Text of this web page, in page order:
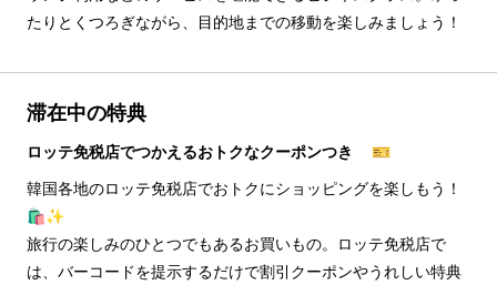
たりとくつろぎながら、目的地までの移動を楽しみましょう！
滞在中の特典
ロッテ免税店でつかえるおトクなクーポンつき 🎫
韓国各地のロッテ免税店でおトクにショッピングを楽しもう！
🛍️✨
旅行の楽しみのひとつでもあるお買いもの。ロッテ免税店で
は、バーコードを提示するだけで割引クーポンやうれしい特典